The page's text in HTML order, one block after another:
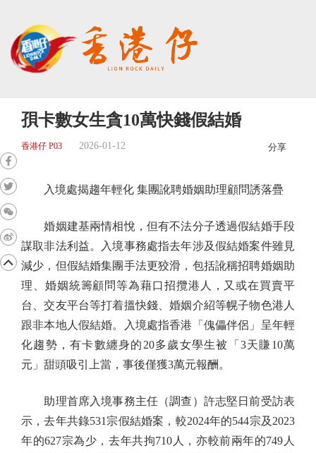
孭卡數女生貪10萬快錢假結婚
香港仔 P03 2026-01-12 分享
入境處揭趨年輕化 集團訛聘婚姻助理顧問誘落疊
婚姻建基兩情相悅，但有不法分子透過假結婚手段
謀取非法利益。入境事務處指去年涉及假結婚案件雖見
減少，但假結婚集團手法更狡滑，包括訛稱招聘婚姻助
理、婚姻統籌顧問等為藉口招攬港人，又或在買賣平
台、交友平台等打着搵快錢、婚姻介紹等幌子物色港人
跟非本地人假結婚。入境處指香港「傀儡伴侶」呈年輕
化趨勢，有卡數纏身的20多歲女學生被「3天賺10萬
元」甜頭吸引上當，事後僅獲3萬元報酬。
助理首席入境事務主任（調查）許志堅日前受訪表
示，去年共錄531宗假結婚案，較2024年的544宗及2023
年的627宗為少，去年共拘710人，亦較前兩年的749人